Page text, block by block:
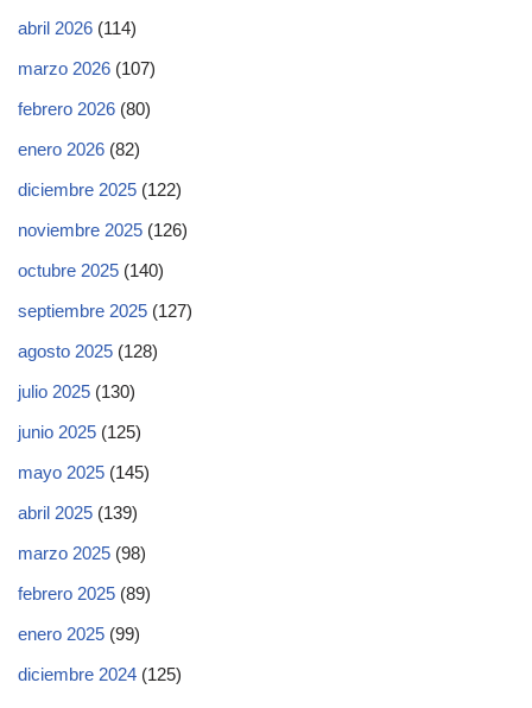
abril 2026 (114)
marzo 2026 (107)
febrero 2026 (80)
enero 2026 (82)
diciembre 2025 (122)
noviembre 2025 (126)
octubre 2025 (140)
septiembre 2025 (127)
agosto 2025 (128)
julio 2025 (130)
junio 2025 (125)
mayo 2025 (145)
abril 2025 (139)
marzo 2025 (98)
febrero 2025 (89)
enero 2025 (99)
diciembre 2024 (125)